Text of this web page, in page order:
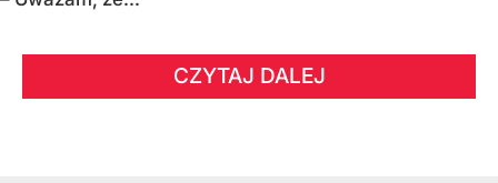
CZYTAJ DALEJ